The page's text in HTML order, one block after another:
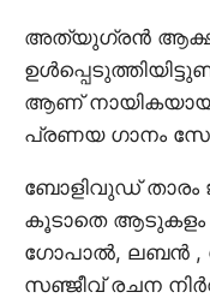
അത്യുഗ്രൻ ആക്ഷൻ
ആണ്
പ്രണയ ഗാനം
ബോളിവുഡ് താരം
കൂടാതെ ആടുകളം
ഗോപാൽ, ലബൻ ,
സഞ്ജീവ് രചന